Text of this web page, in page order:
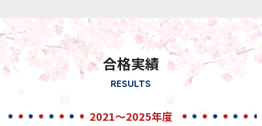
合格実績
RESULTS
2021～2025年度